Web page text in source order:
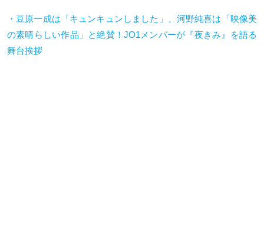
・豆原一成は「キュンキュンしました」、河野純喜は「映像美
の素晴らしい作品」と絶賛！JO1メンバーが『夜きみ』を語る
舞台挨拶